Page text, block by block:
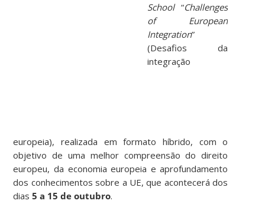
School“Challenges
of European
Integration”
(Desafios da
integração
europeia), realizada em formato híbrido, com o
objetivo de uma melhor compreensão do direito
europeu, da economia europeia e aprofundamento
dos conhecimentos sobre a UE, que acontecerá dos
dias5 a 15 de outubro.